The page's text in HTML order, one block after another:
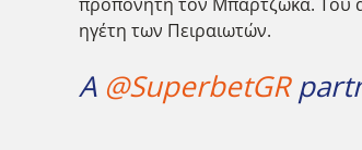
ηγέτη των Πειραιωτών.
A @SuperbetGR